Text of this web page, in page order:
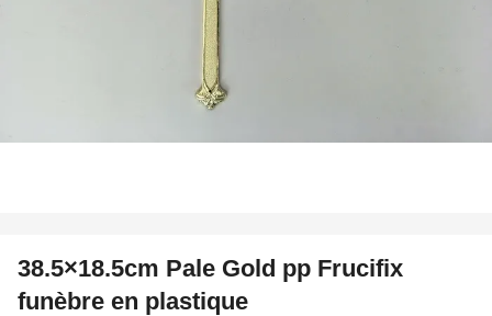
38.5×18.5cm Pale Gold pp Frucifix
funèbre en plastique